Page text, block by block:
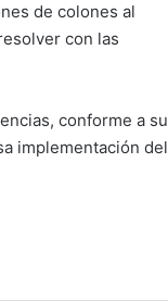
de colones al
con las
conforme a su
implementación del